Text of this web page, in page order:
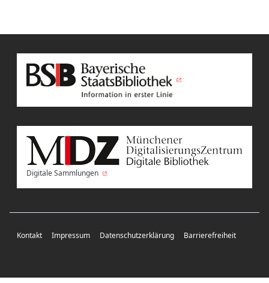
Digitale Sammlungen
Kontakt Impressum Datenschutzerklärung Barrierefreiheit